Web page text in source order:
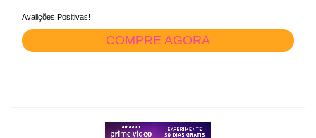
Avalições Positivas!
COMPRE AGORA